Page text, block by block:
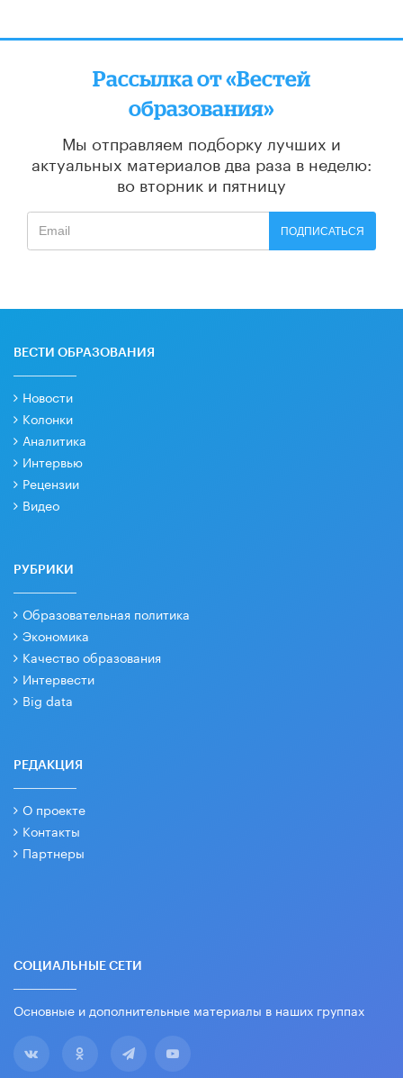
Рассылка от «Вестей
образования»
Мы отправляем подборку лучших и
актуальных материалов два раза в неделю:
во вторник и пятницу
ПОДПИСАТЬСЯ
ВЕСТИ ОБРАЗОВАНИЯ
Новости
Колонки
Аналитика
Интервью
Рецензии
Видео
РУБРИКИ
Образовательная политика
Экономика
Качество образования
Интервести
Big data
РЕДАКЦИЯ
О проекте
Контакты
Партнеры
СОЦИАЛЬНЫЕ СЕТИ
Основные и дополнительные материалы в наших группах